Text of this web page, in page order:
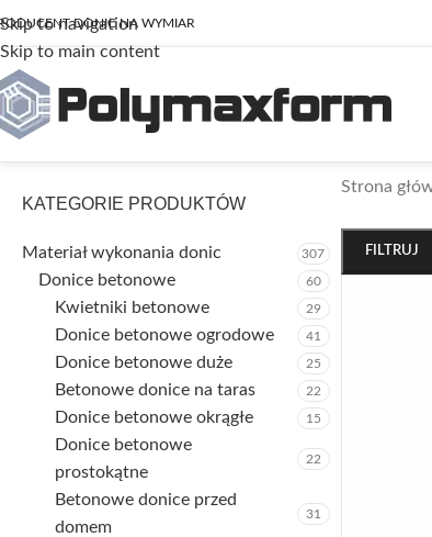
Skip to navigation
Skip to main content
DONIC NA WYMIAR
Strona
FILTRUJ
KATEGORIE PRODUKTÓW
Materiał wykonania donic 307
Donice betonowe 60
Kwietniki betonowe 29
Donice betonowe ogrodowe 41
Donice betonowe duże 25
Betonowe donice na taras 22
Donice betonowe okrągłe 15
Donice betonowe
prostokątne
22
Betonowe donice przed
domem
31